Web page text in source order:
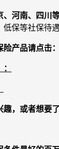
河南、四川
保等社保待
产品请点击：
，或者想要